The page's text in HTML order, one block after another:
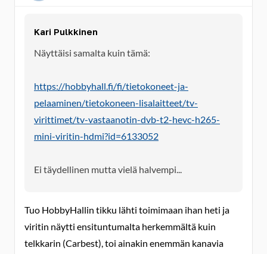
Kari Pulkkinen
Näyttäisi samalta kuin tämä:
https://hobbyhall.fi/fi/tietokoneet-ja-
pelaaminen/tietokoneen-lisalaitteet/tv-
virittimet/tv-vastaanotin-dvb-t2-hevc-h265-
mini-viritin-hdmi?id=6133052
Ei täydellinen mutta vielä halvempi...
Tuo HobbyHallin tikku lähti toimimaan ihan heti ja
viritin näytti ensituntumalta herkemmältä kuin
telkkarin (Carbest), toi ainakin enemmän kanavia